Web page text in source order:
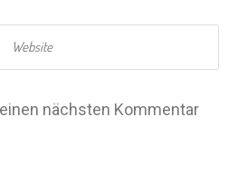
nächsten Kommentar